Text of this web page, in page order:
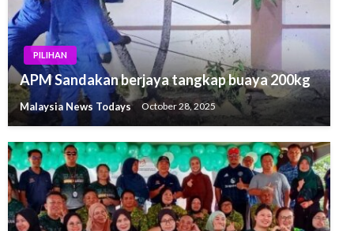
PILIHAN
APM Sandakan berjaya tangkap buaya 200kg
Malaysia News Todays October 28, 2025